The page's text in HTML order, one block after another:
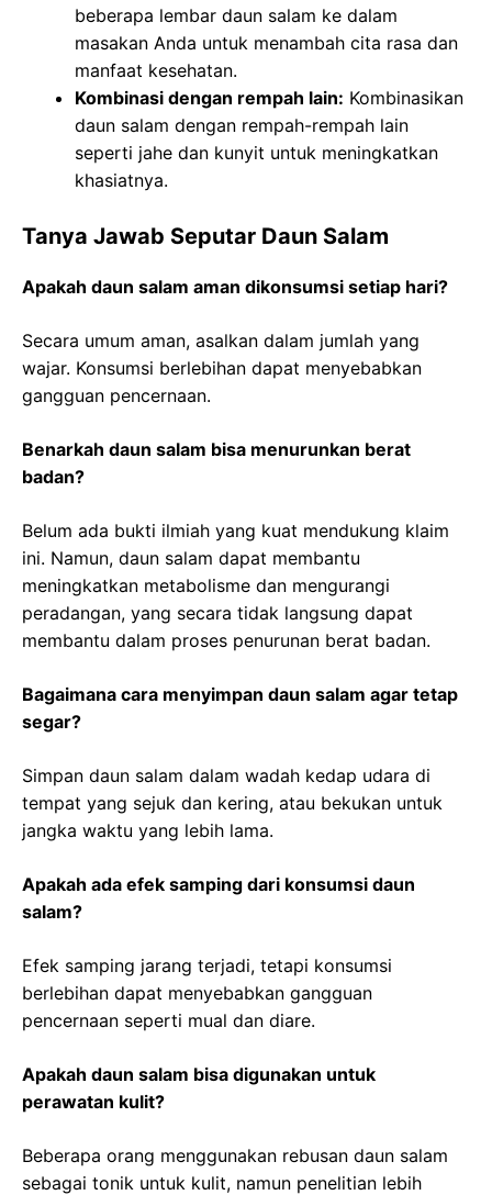
beberapa lembar daun salam ke dalam
masakan Anda untuk menambah cita rasa dan
manfaat kesehatan.
Kombinasi dengan rempah lain: Kombinasikan
daun salam dengan rempah-rempah lain
seperti jahe dan kunyit untuk meningkatkan
khasiatnya.
Tanya Jawab Seputar Daun Salam
Apakah daun salam aman dikonsumsi setiap hari?
Secara umum aman, asalkan dalam jumlah yang
wajar. Konsumsi berlebihan dapat menyebabkan
gangguan pencernaan.
Benarkah daun salam bisa menurunkan berat
badan?
Belum ada bukti ilmiah yang kuat mendukung klaim
ini. Namun, daun salam dapat membantu
meningkatkan metabolisme dan mengurangi
peradangan, yang secara tidak langsung dapat
membantu dalam proses penurunan berat badan.
Bagaimana cara menyimpan daun salam agar tetap
segar?
Simpan daun salam dalam wadah kedap udara di
tempat yang sejuk dan kering, atau bekukan untuk
jangka waktu yang lebih lama.
Apakah ada efek samping dari konsumsi daun
salam?
Efek samping jarang terjadi, tetapi konsumsi
berlebihan dapat menyebabkan gangguan
pencernaan seperti mual dan diare.
Apakah daun salam bisa digunakan untuk
perawatan kulit?
Beberapa orang menggunakan rebusan daun salam
sebagai tonik untuk kulit, namun penelitian lebih